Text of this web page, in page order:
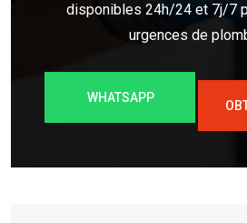
disponibles 24h/24 et 7j/7
urgences de
WHATSAPP